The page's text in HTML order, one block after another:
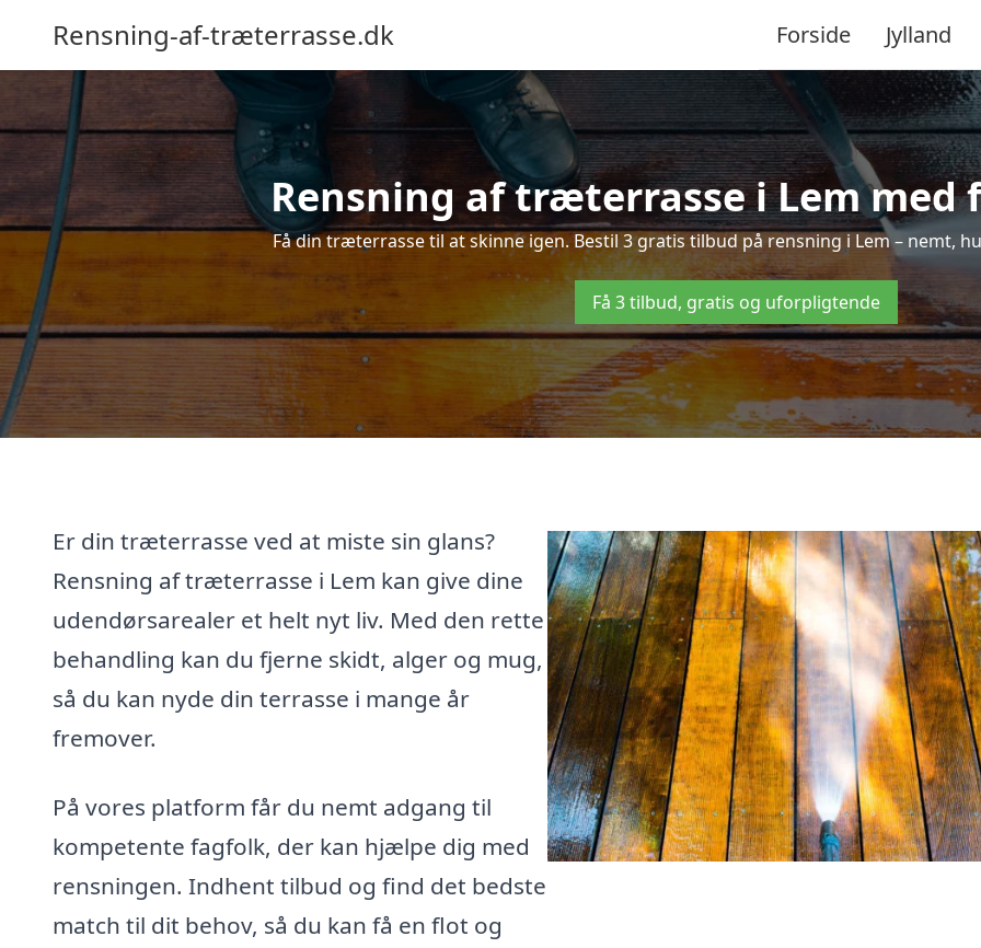
Rensning-af-træterrasse.dk Forside Jylland
Rensning af træterrasse i Lem
Få din træterrasse til at skinne igen. Bestil 3 gratis tilbud på rensning i Lem – nemt,
Få 3 tilbud, gratis og uforpligtende
Er din træterrasse ved at miste sin glans?
Rensning af træterrasse i Lem kan give dine
udendørsarealer et helt nyt liv. Med den rette
behandling kan du fjerne skidt, alger og mug,
så du kan nyde din terrasse i mange år
fremover.
På vores platform får du nemt adgang til
kompetente fagfolk, der kan hjælpe dig med
rensningen. Indhent tilbud og find det bedste
match til dit behov, så du kan få en flot og